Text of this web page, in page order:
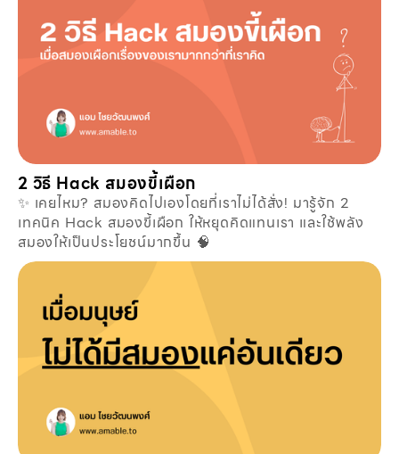
2 วิธี Hack สมองขี้เผือก
✨ เคยไหม? สมองคิดไปเองโดยที่เราไม่ได้สั่ง! มารู้จัก 2
เทคนิค Hack สมองขี้เผือก ให้หยุดคิดแทนเรา และใช้พลัง
สมองให้เป็นประโยชน์มากขึ้น 🧠